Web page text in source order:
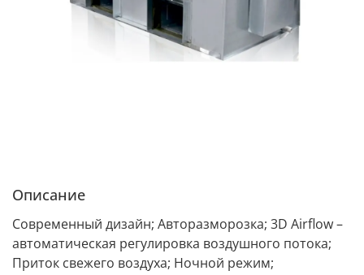
Описание
Современный дизайн; Авторазморозка; 3D Airflow –
автоматическая регулировка воздушного потока;
Приток свежего воздуха; Ночной режим;